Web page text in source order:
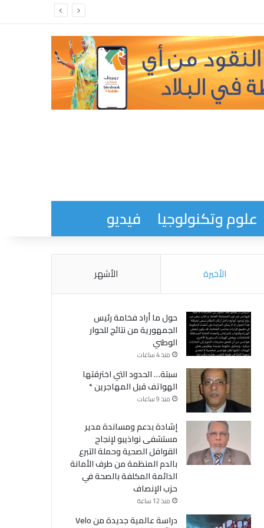
علوم وتكنولوجيا فيديو
الأخيرة الأشهر
حول ما أراد فخامة رئيس
الجمهورية من نتائج للحوار
الوطني
منذ 4 ساعات
سبتة… الحدود التي اخترقتها
الهواتف قبل المهاجرين *
منذ 9 ساعات
إشادة بدعم ومساندة مدير
مستشفى نواذيبو لإنجاح
القوافل الصحية وحملة التبرع
بالدم المنظمة من طرف الأمانة
الدائمة المكلفة بالصحة في
حزب الإنصاف
منذ 12 ساعة
دراسة عالمية جديدة من Velo